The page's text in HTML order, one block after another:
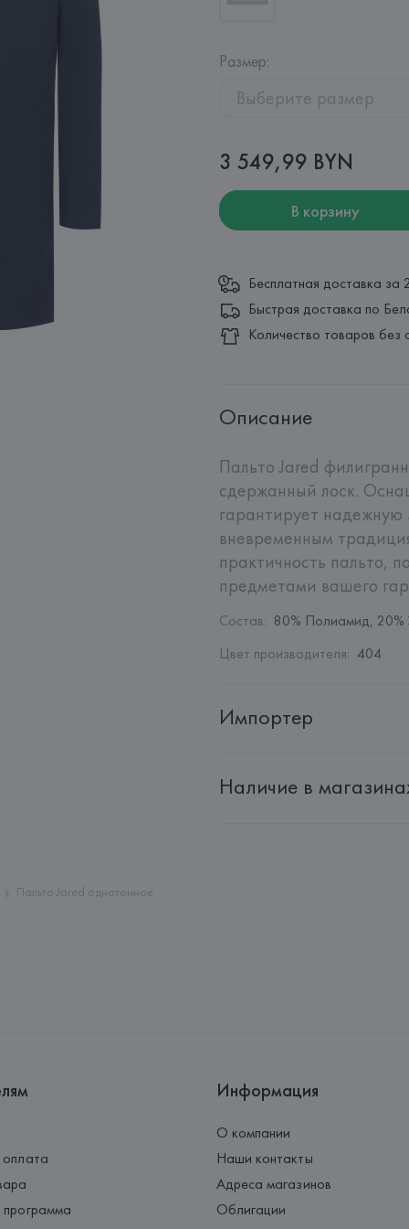
Размер:
Выберите размер
3 549,99 BYN
В корзину
Бесплатная доставка за
Быстрая доставка по
Количество товаров без
Описание
Пальто Jared
сдержанный лоск.
гарантирует надежную
вневременным
практичность пальто,
предметами вашего
Состав: 80% Полиамид, 20%
Цвет производителя: 404
Импортер
Адрес: Республика
Наличие в
Пальто Jared однотонное
Информация
О компании
Наши контакты
Адреса магазинов
Облигации